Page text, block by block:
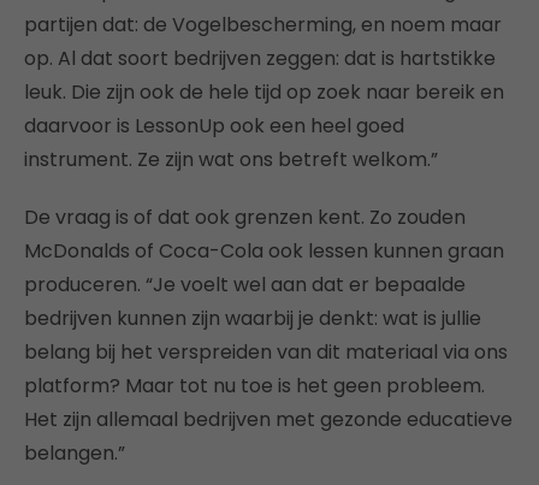
partijen dat: de Vogelbescherming, en noem maar
op. Al dat soort bedrijven zeggen: dat is hartstikke
leuk. Die zijn ook de hele tijd op zoek naar bereik en
daarvoor is LessonUp ook een heel goed
instrument. Ze zijn wat ons betreft welkom.”
De vraag is of dat ook grenzen kent. Zo zouden
McDonalds of Coca-Cola ook lessen kunnen graan
produceren. “Je voelt wel aan dat er bepaalde
bedrijven kunnen zijn waarbij je denkt: wat is jullie
belang bij het verspreiden van dit materiaal via ons
platform? Maar tot nu toe is het geen probleem.
Het zijn allemaal bedrijven met gezonde educatieve
belangen.”